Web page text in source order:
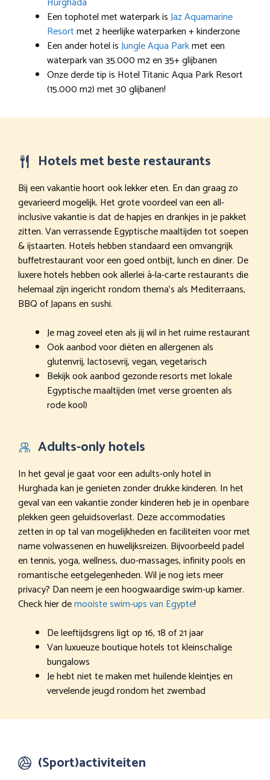
Een tophotel met waterpark isJaz Aquamarine
Resortmet 2 heerlijke waterparken + kinderzone
Een ander hotel isJungle Aqua Parkmet een
waterpark van 35.000 m2 en 35+ glijbanen
Onze derde tip is Hotel Titanic Aqua Park Resort
(15.000 m2) met 30 glijbanen!
Hotels met beste restaurants
Bij een vakantie hoort ook lekker eten. En dan graag zo
gevarieerd mogelijk. Het grote voordeel van een all-
inclusive vakantie is dat de hapjes en drankjes in je pakket
zitten. Van verrassende Egyptische maaltijden tot soepen
& ijstaarten. Hotels hebben standaard een omvangrijk
buffetrestaurant voor een goed ontbijt, lunch en diner. De
luxere hotels hebben ook allerlei à-la-carte restaurants die
helemaal zijn ingericht rondom thema’s als Mediterraans,
BBQ of Japans en sushi.
Je mag zoveel eten als jij wil in het ruime restaurant
Ook aanbod voor diëten en allergenen als
glutenvrij, lactosevrij, vegan, vegetarisch
Bekijk ook aanbod gezonde resorts met lokale
Egyptische maaltijden (met verse groenten als
rode kool)
Adults-only hotels
In het geval je gaat voor een adults-only hotel in
Hurghada kan je genieten zonder drukke kinderen. In het
geval van een vakantie zonder kinderen heb je in openbare
plekken geen geluidsoverlast. Deze accommodaties
zetten in op tal van mogelijkheden en faciliteiten voor met
name volwassenen en huwelijksreizen. Bijvoorbeeld padel
en tennis, yoga, wellness, duo-massages, infinity pools en
romantische eetgelegenheden. Wil je nog iets meer
privacy? Dan neem je een hoogwaardige swim-up kamer.
Check hier demooiste swim-ups van Egypte!
De leeftijdsgrens ligt op 16, 18 of 21 jaar
Van luxueuze boutique hotels tot kleinschalige
bungalows
Je hebt niet te maken met huilende kleintjes en
vervelende jeugd rondom het zwembad
(Sport)activiteiten